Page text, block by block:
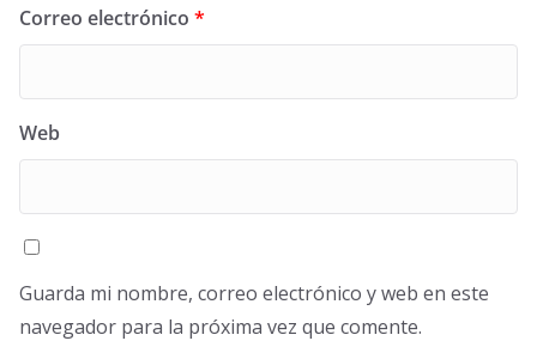
Correo electrónico *
Web
Guarda mi nombre, correo electrónico y web en este
navegador para la próxima vez que comente.